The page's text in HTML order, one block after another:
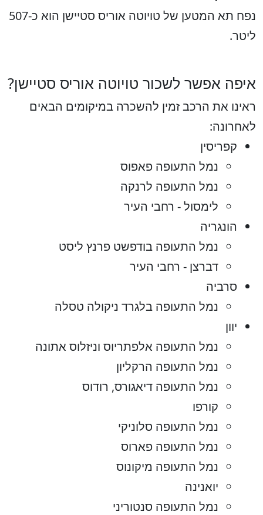
נפח תא המטען של טויוטה אוריס סטיישן הוא כ-507
ליטר.
איפה אפשר לשכור טויוטה אוריס סטיישן?
ראינו את הרכב זמין להשכרה במיקומים הבאים
לאחרונה:
קפריסין
נמל התעופה פאפוס
נמל התעופה לרנקה
לימסול - רחבי העיר
הונגריה
נמל התעופה בודפשט פרנץ ליסט
דברצן - רחבי העיר
סרביה
נמל התעופה בלגרד ניקולה טסלה
יוון
נמל התעופה אלפתריוס וניזלוס אתונה
נמל התעופה הרקליון
נמל התעופה דיאגורס, רודוס
קורפו
נמל התעופה סלוניקי
נמל התעופה פארוס
נמל התעופה מיקונוס
יואנינה
נמל התעופה סנטוריני